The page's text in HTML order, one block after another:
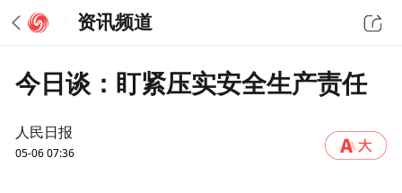
资讯频道
今日谈：盯紧压实安全生产责任
人民日报
05-06 07:36